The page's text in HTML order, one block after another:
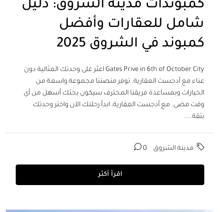
كمبوندات مدينة الشروق: دليل
شامل للعقارات وأفضل
كمبوند في الشروق 2025
Gates Prive in 6th of October City اعثر على وحدتك المثالية دون
عناء مع أدجست العقارية. توفر منصتنا مجموعة واسعة من
الخيارات وبمساعدة فريقنا المحترف سيكون بحثك أسهل من أي
وقت مضى. مع أدجست العقارية، ابدأ رحلتك الآن واختر وحدتك
بثقة....
مدينة الشروق 0
اقرأ أكثر